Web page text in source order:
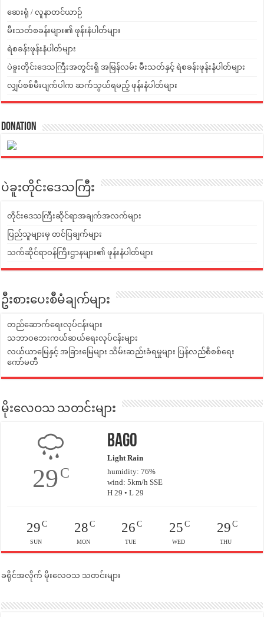
ဆေးရုံ / လူနာတင်ယာဉ်
မီးသတ်စခန်းများ၏ ဖုန်းနံပါတ်များ
ရဲစခန်းဖုန်းနံပါတ်များ
ပဲခူးတိုင်းဒေသကြီးအတွင်းရှိ အမြန်လမ်း မီးသတ်နှင့် ရဲစခန်းဖုန်းနံပါတ်များ
လျှပ်စစ်မီးပျက်ပါက ဆက်သွယ်ရမည့် ဖုန်းနံပါတ်များ
Donation
ပဲခူးတိုင်းဒေသကြီး
တိုင်းဒေသကြီးဆိုင်ရာအချက်အလက်များ
ပြည်သူများမှ တင်ပြချက်များ
သက်ဆိုင်ရာဝန်ကြီးဌာနများ၏ ဖုန်းနံပါတ်များ
ဦးစားပေးစီမံချက်များ
တည်ဆောက်ရေးလုပ်ငန်းများ
သဘာဝဘေးကယ်ဆယ်ရေးလုပ်ငန်းများ
လယ်ယာမြေနှင့် အခြားမြေများ သိမ်းဆည်းခံရမှုများ ပြန်လည်စီစစ်ရေး
ကော်မတီ
မိုးလေဝသ သတင်းများ
29C
Bago
Light Rain
humidity: 76%
wind: 5km/h SSE
H 29 • L 29
29C
SUN
28C
MON
26 C
TUE
25C
WED
29C
THU
ခရိုင်အလိုက် မိုးလေဝသ သတင်းများ